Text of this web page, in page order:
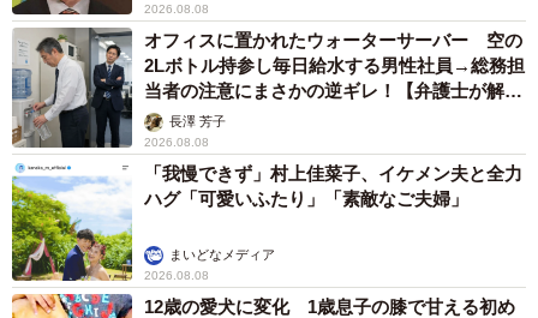
2026.08.08
オフィスに置かれたウォーターサーバー 空の
2Lボトル持参し毎日給水する男性社員→総務担
当者の注意にまさかの逆ギレ！【弁護士が解
説】長澤 芳子
2026.08.08
「我慢できず」村上佳菜子、イケメン夫と全力
ハグ「可愛いふたり」「素敵なご夫婦」
まいどなメディア
2026.08.08
12歳の愛犬に変化 1歳息子の膝で甘える初め